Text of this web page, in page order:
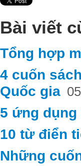
Bài viết
Tổng hợp
4 cuốn
Quốc gia
5 ứng
10 từ điển
Những